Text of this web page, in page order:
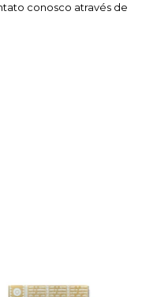
conosco através de